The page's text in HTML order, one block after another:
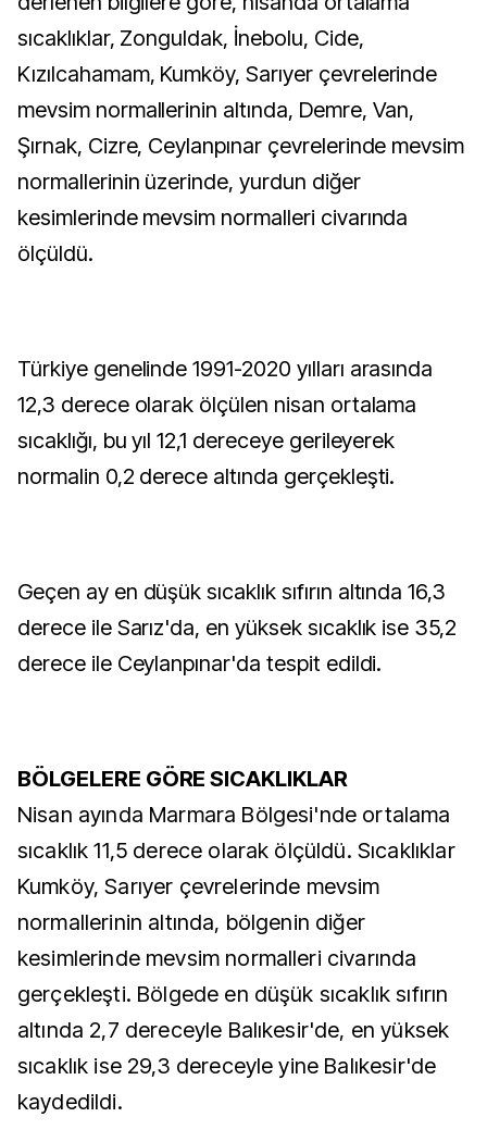
sıcaklıklar, Zonguldak, İnebolu, Cide,
Kızılcahamam, Kumköy, Sarıyer çevrelerinde
mevsim normallerinin altında, Demre, Van,
Şırnak, Cizre, Ceylanpınar çevrelerinde mevsim
normallerinin üzerinde, yurdun diğer
kesimlerinde mevsim normalleri civarında
ölçüldü.
Türkiye genelinde 1991-2020 yılları arasında
12,3 derece olarak ölçülen nisan ortalama
sıcaklığı, bu yıl 12,1 dereceye gerileyerek
normalin 0,2 derece altında gerçekleşti.
Geçen ay en düşük sıcaklık sıfırın altında 16,3
derece ile Sarız'da, en yüksek sıcaklık ise 35,2
derece ile Ceylanpınar'da tespit edildi.
BÖLGELERE GÖRE SICAKLIKLAR
Nisan ayında Marmara Bölgesi'nde ortalama
sıcaklık 11,5 derece olarak ölçüldü. Sıcaklıklar
Kumköy, Sarıyer çevrelerinde mevsim
normallerinin altında, bölgenin diğer
kesimlerinde mevsim normalleri civarında
gerçekleşti. Bölgede en düşük sıcaklık sıfırın
altında 2,7 dereceyle Balıkesir'de, en yüksek
sıcaklık ise 29,3 dereceyle yine Balıkesir'de
kaydedildi.